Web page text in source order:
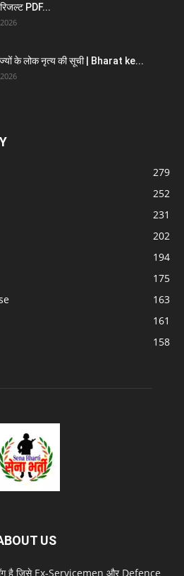
PDF...
के लोक नृत्य की सूची | Bharat ke...
279
252
231
202
194
175
163
161
158
US
है जिसे Ex‑Servicemen और Defence